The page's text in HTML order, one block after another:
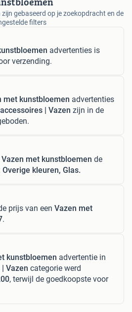
gebaseerd op je zoekopdracht en de
filters
advertenties is
verzending.
met kunstbloemen advertenties
| Vazen zijn in de
Vazen met kunstbloemen de
Overige kleuren, Glas.
prijs van een Vazen met
.
kunstbloemen advertentie in
Vazen categorie werd
, terwijl de goedkoopste voor